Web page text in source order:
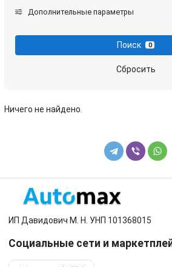
Дополнительные параметры
Поиск 0
Сбросить
Ничего не найдено.
ИП Давидович М. Н. УНП 101368015
Социальные сети и